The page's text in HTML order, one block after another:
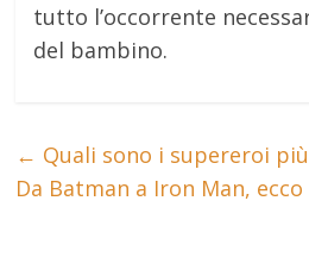
tutto l’occorrente
del bambino.
← Quali sono i supereroi
Da Batman a Iron Man,